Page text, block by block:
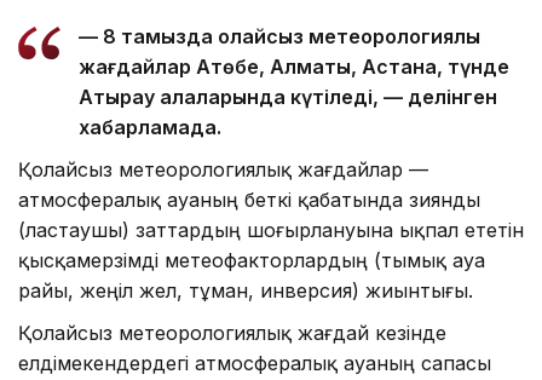
— 8 тамызда қолайсыз метеорологиялық
жағдайлар Ақтөбе, Алматы, Астана, түнде
Атырау қалаларында күтіледі, — делінген
хабарламада.
Қолайсыз метеорологиялық жағдайлар —
атмосфералық ауаның беткі қабатында зиянды
(ластаушы) заттардың шоғырлануына ықпал ететін
қысқамерзімді метеофакторлардың (тымық ауа
райы, жеңіл жел, тұман, инверсия) жиынтығы.
Қолайсыз метеорологиялық жағдай кезінде
елдімекендердегі атмосфералық ауаның сапасы